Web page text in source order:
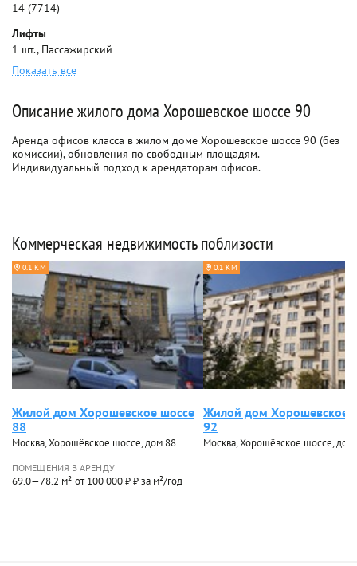
14 (7714)
Лифты
1 шт., Пассажирский
Показать все
Описание жилого дома Хорошевское шоссе 90
Аренда офисов класса в жилом доме Хорошевское шоссе 90 (без
комиссии), обновления по свободным площадям.
Индивидуальный подход к арендаторам офисов.
Коммерческая недвижимость поблизости
0.1 КМ
Жилой дом Хорошевское шоссе
88
Москва, Хорошёвское шоссе, дом 88
ПОМЕЩЕНИЯ В АРЕНДУ
69.0—78.2 м² от 100 000 ₽ ₽ за м²/год
0.1 КМ
Жилой дом Хорошевское
92
Москва, Хорошёвское шоссе, дом